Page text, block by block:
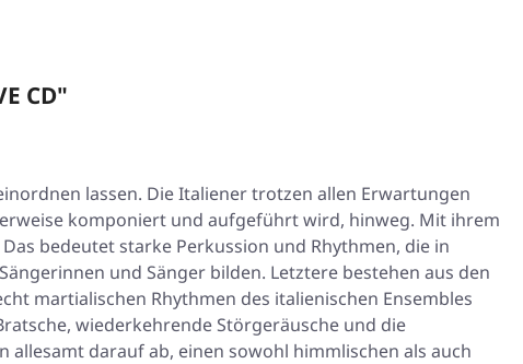
CD"
lassen. Die Italiener trotzen allen Erwartungen
komponiert und aufgeführt wird, hinweg. Mit ihrem
bedeutet starke Perkussion und Rhythmen, die in
und Sänger bilden. Letztere bestehen aus den
martialischen Rhythmen des italienischen Ensembles
wiederkehrende Störgeräusche und die
darauf ab, einen sowohl himmlischen als auch